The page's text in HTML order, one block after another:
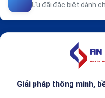
Ưu đãi đặc biệt dành
Giải pháp thông minh,